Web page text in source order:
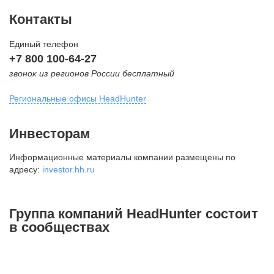
Контакты
Единый телефон
+7 800 100-64-27
звонок из регионов России бесплатный
Региональные офисы HeadHunter
внутригородская территория
Муниципальный округ Тверской,
2-я Брестская ул., д. 48,
+7 495 980-64-27
Инвесторам
Информационные материалы компании размещены по
адресу: investor.hh.ru
Группа компаний HeadHunter состоит
в сообществах